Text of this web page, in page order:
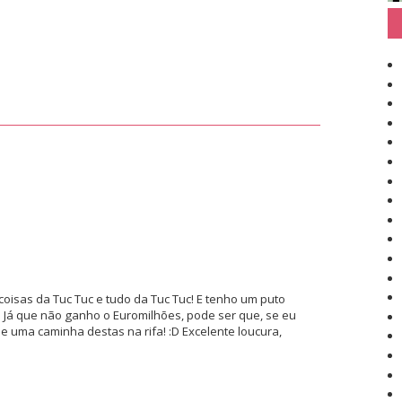
da Tuc Tuc e tudo da Tuc Tuc! E tenho um puto
que não ganho o Euromilhões, pode ser que, se eu
uma caminha destas na rifa! :D Excelente loucura,